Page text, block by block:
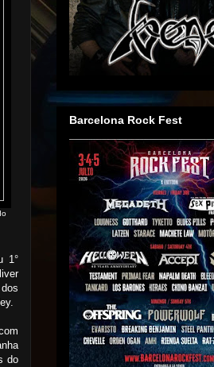
1°
do
Barcelona Rock Fest